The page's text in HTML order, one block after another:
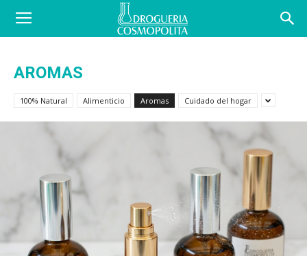
COSBLOG
AROMAS
100% Natural Alimenticio Aromas Cuidado del hogar